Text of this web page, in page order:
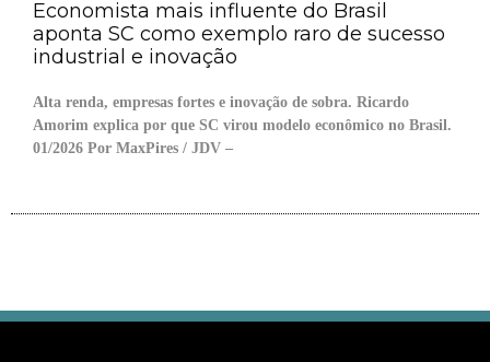
Economista mais influente do Brasil
aponta SC como exemplo raro de sucesso
industrial e inovação
Alta renda, empresas fortes e inovação de sobra. Ricardo
Amorim explica por que SC virou modelo econômico no Brasil.
01/2026 Por MaxPires / JDV –